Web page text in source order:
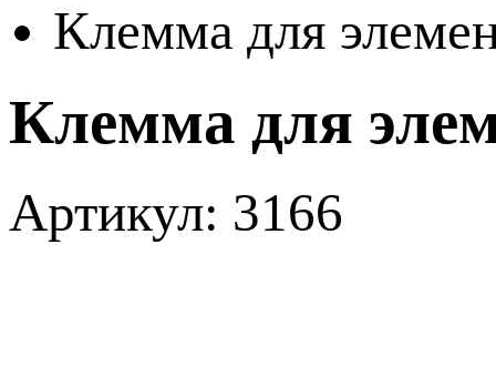
Клемма для
Клемма для
Артикул: 3166